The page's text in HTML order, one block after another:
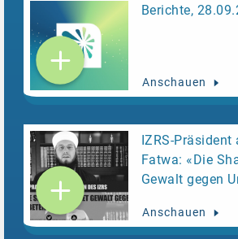
Berichte,
Anschauen
IZRS-
Fatwa: «Die
Gewalt gegen
Anschauen